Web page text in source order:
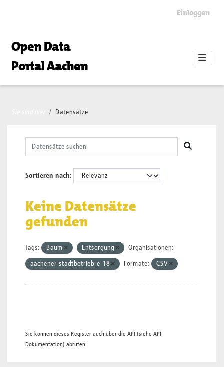
Einloggen
Open Data
Portal Aachen
Datensätze
Sortieren nach
Keine Datensätze
gefunden
Tags: Baum Entsorgung Organisationen:
aachener-stadtbetrieb-e-18 Formate: CSV
Sie können dieses Register auch über die API (siehe API-
Dokumentation) abrufen.